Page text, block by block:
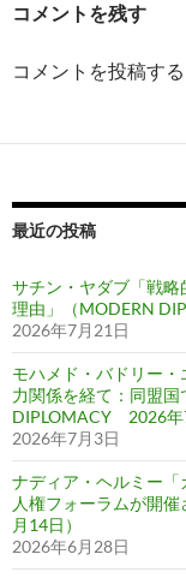
ョ
ン
コメントを残す
コメントを投稿す
最近の投稿
サチン・ヤダブ「戦
理由」（MODERN
2026年7月21日
モハメド・バドリー
力関係を経て：同盟
DIPLOMACY 2026年
2026年7月3日
ナディア・ヘルミー
人権フォーラムが開
月14日）
2026年6月28日